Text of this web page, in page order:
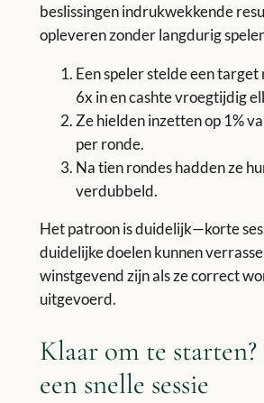
beslissingen indrukwekkende
opleveren zonder langdurig
Een speler stelde een
6x in en cashte vroegtijdig
Ze hielden inzetten op 1%
per ronde.
Na tien rondes hadden ze
verdubbeld.
Het patroon is duidelijk—korte
duidelijke doelen kunnen
winstgevend zijn als ze correct
uitgevoerd.
Klaar om te starten?
een snelle sessie